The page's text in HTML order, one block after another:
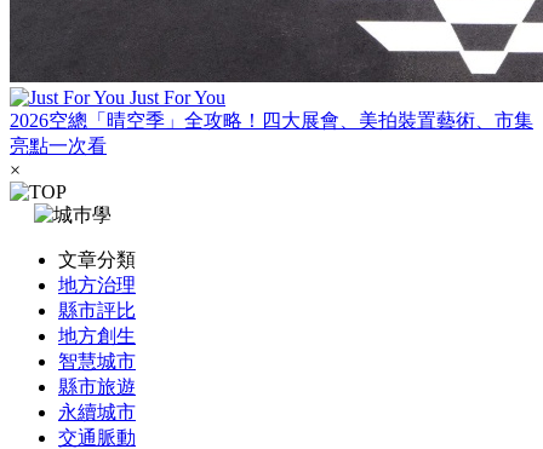
Just For You
2026空總「晴空季」全攻略！四大展會、美拍裝置藝術、市集
亮點一次看
×
文章分類
地方治理
縣市評比
地方創生
智慧城市
縣市旅遊
永續城市
交通脈動